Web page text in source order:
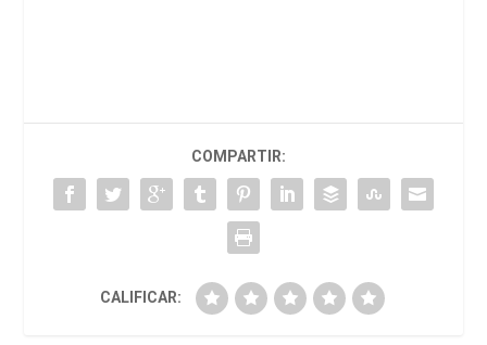
COMPARTIR:
CALIFICAR: